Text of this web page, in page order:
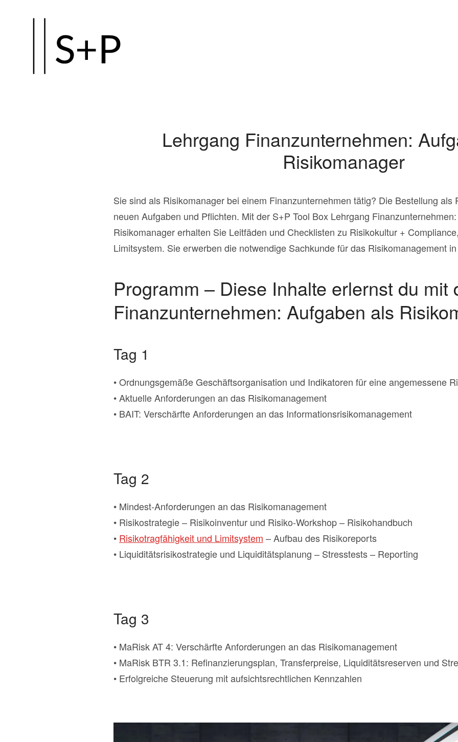
Hauptinhalt
Lehrgang Finanzunternehmen:
Risikomanager
Sie sind als Risikomanager bei einem Finanzunternehmen tätig? Die Bestellung als
neuen Aufgaben und Pflichten. Mit der S+P Tool Box Lehrgang
Risikomanager erhalten Sie Leitfäden und Checklisten zu Risikokultur +
Limitsystem. Sie erwerben die notwendige Sachkunde für das Risikomanagement
Programm – Diese Inhalte erlernst du mit
Finanzunternehmen: Aufgaben als
Tag 1
• Ordnungsgemäße Geschäftsorganisation und Indikatoren für eine angemessene
• Aktuelle Anforderungen an das Risikomanagement
• BAIT: Verschärfte Anforderungen an das Informationsrisikomanagement
Tag 2
• Mindest-Anforderungen an das Risikomanagement
• Risikostrategie – Risikoinventur und Risiko-Workshop – Risikohandbuch
• Risikotragfähigkeit und Limitsystem – Aufbau des Risikoreports
• Liquiditätsrisikostrategie und Liquiditätsplanung – Stresstests – Reporting
Tag 3
• MaRisk AT 4: Verschärfte Anforderungen an das Risikomanagement
• MaRisk BTR 3.1: Refinanzierungsplan, Transferpreise, Liquiditätsreserven und
• Erfolgreiche Steuerung mit aufsichtsrechtlichen Kennzahlen